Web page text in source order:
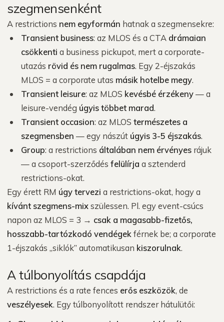
szegmensenként
A restrictions nem egyformán hatnak a szegmensekre:
Transient business: az MLOS és a CTA drámaian
csökkenti a business pickupot, mert a corporate-
utazás rövid és nem rugalmas. Egy 2-éjszakás
MLOS = a corporate utas másik hotelbe megy.
Transient leisure: az MLOS kevésbé érzékeny— a
leisure-vendég úgyis többet marad.
Transient occasion: az MLOS természetes a
szegmensben — egy nászút úgyis 3-5 éjszakás.
Group: a restrictions általában nem érvényes rájuk
— a csoport-szerződés felülírja a sztenderd
restrictions-okat.
Egy érett RM úgy tervezi a restrictions-okat, hogy a
kívánt szegmens-mixszülessen. Pl. egy event-csúcs
napon az MLOS = 3 → csak a magasabb-fizetős,
hosszabb-tartózkodó vendégek férnek be; a corporate
1-éjszakás „siklók” automatikusan kiszorulnak.
A túlbonyolítás csapdája
A restrictions és a rate fences erős eszközök, de
veszélyesek. Egy túlbonyolított rendszer hátulütői: